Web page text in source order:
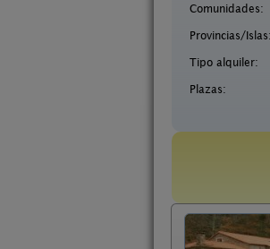
Comunidades:
Provincias/Islas:
Tipo alquiler:
Plazas: